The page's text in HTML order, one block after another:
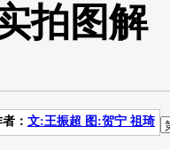
拍图解
： 文:王振超 图:贺宁 祖琦